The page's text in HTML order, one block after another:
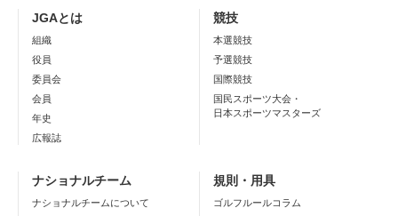
JGAとは
組織
役員
委員会
会員
年史
広報誌
競技
本選競技
予選競技
国際競技
国民スポーツ大会・
日本スポーツマスターズ
ナショナルチーム
ナショナルチームについて
規則・用具
ゴルフルールコラム